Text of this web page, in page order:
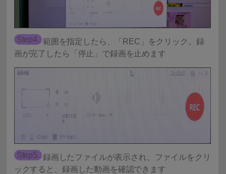
Step4. 範囲を指定したら、「REC」をクリック。録
画が完了したら「停止」で録画を止めます
Step5. 録画したファイルが表示され、ファイルをクリ
ックすると、録画した動画を確認できます